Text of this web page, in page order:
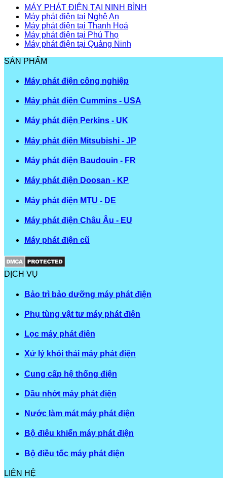
MÁY PHÁT ĐIỆN TẠI NINH BÌNH
Máy phát điện tại Nghệ An
Máy phát điện tại Thanh Hoá
Máy phát điện tại Phú Thọ
Máy phát điện tại Quảng Ninh
SẢN PHẨM
Máy phát điện công nghiệp
Máy phát điện Cummins - USA
Máy phát điện Perkins - UK
Máy phát điện Mitsubishi - JP
Máy phát điện Baudouin - FR
Máy phát điện Doosan - KP
Máy phát điện MTU - DE
Máy phát điện Châu Âu - EU
Máy phát điện cũ
DỊCH VỤ
Bảo trì bảo dưỡng máy phát điện
Phụ tùng vật tư máy phát điện
Lọc máy phát điện
Xử lý khói thải máy phát điện
Cung cấp hệ thống điện
Dầu nhớt máy phát điện
Nước làm mát máy phát điện
Bộ điêu khiển máy phát điện
Bộ điều tốc máy phát điện
LIÊN HỆ